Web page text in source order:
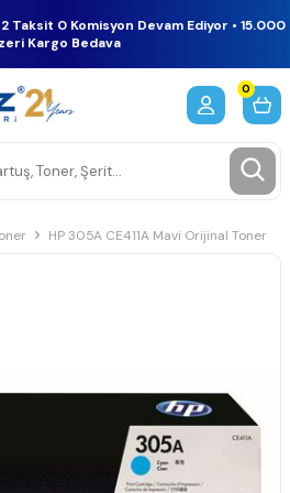
Taksit 0 Komisyon Devam Ediyor • 15.000
Kargo Bedava
0
HP 305A CE411A Mavi Orijinal Toner